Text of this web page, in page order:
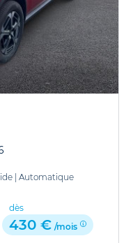
| Automatique
dès
430 € /mois